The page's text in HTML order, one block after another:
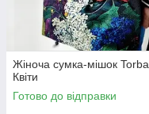
Жіноча сумка-мішок Torba
Квіти
Готово до відправки